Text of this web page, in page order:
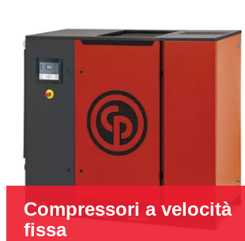
Compressori a velocità
fissa